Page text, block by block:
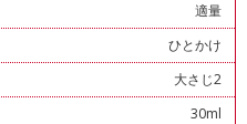
適量
ひとかけ
大さじ2
30ml